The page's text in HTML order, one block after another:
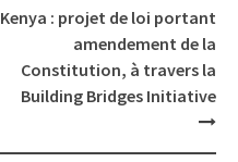
Kenya : projet de loi portant
amendement de la
Constitution, à travers la
Building Bridges Initiative